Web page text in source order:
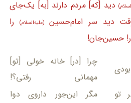
دید [که] مردم دارند [به] یک‌جای
دید سر امام‌حسین(علیه‌السلام)
را
حسین‌جان!
چرا [در] خانه خولی [تو]
مهمانی رفتی؟!
تو
مگر این‌جور داروی دوا